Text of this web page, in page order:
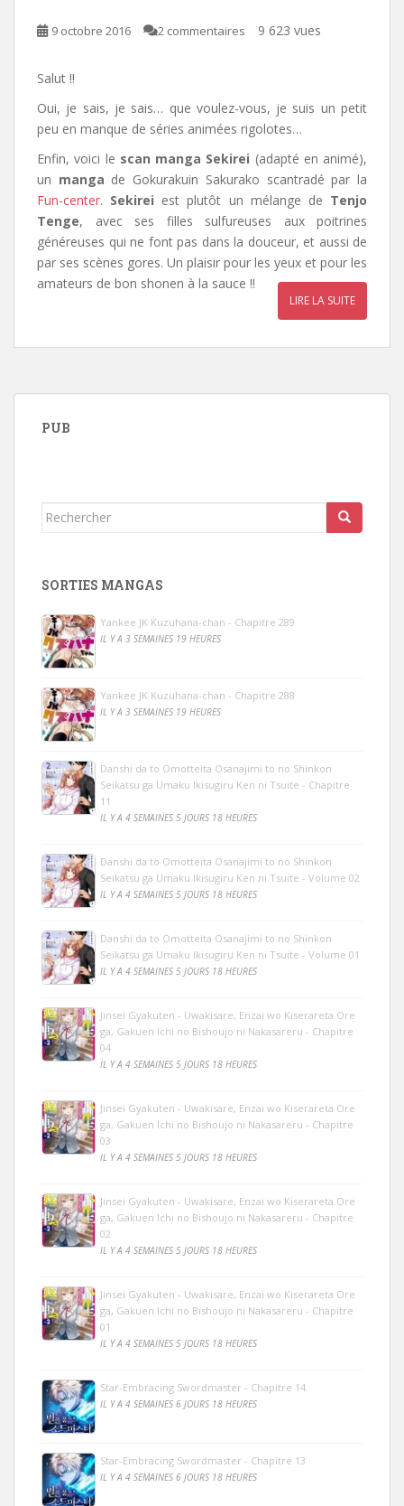
9 octobre 2016 2 commentaires 9 623 vues
Salut !!
Oui, je sais, je sais… que voulez-vous, je suis un petit
peu en manque de séries animées rigolotes…
Enfin, voici le scan manga Sekirei (adapté en animé),
un manga de Gokurakuin Sakurako scantradé par la
Fun-center. Sekirei est plutôt un mélange de Tenjo
Tenge, avec ses filles sulfureuses aux poitrines
généreuses qui ne font pas dans la douceur, et aussi de
par ses scènes gores. Un plaisir pour les yeux et pour les
amateurs de bon shonen à la sauce !!
LIRE LA SUITE
PUB
Rechercher...
SORTIES MANGAS
Yankee JK Kuzuhana-chan - Chapitre 289
IL Y A 3 SEMAINES 19 HEURES
Yankee JK Kuzuhana-chan - Chapitre 288
IL Y A 3 SEMAINES 19 HEURES
Danshi da to Omotteita Osanajimi to no Shinkon
Seikatsu ga Umaku Ikisugiru Ken ni Tsuite - Chapitre
11
IL Y A 4 SEMAINES 5 JOURS 18 HEURES
Danshi da to Omotteita Osanajimi to no Shinkon
Seikatsu ga Umaku Ikisugiru Ken ni Tsuite - Volume 02
IL Y A 4 SEMAINES 5 JOURS 18 HEURES
Danshi da to Omotteita Osanajimi to no Shinkon
Seikatsu ga Umaku Ikisugiru Ken ni Tsuite - Volume 01
IL Y A 4 SEMAINES 5 JOURS 18 HEURES
Jinsei Gyakuten - Uwakisare, Enzai wo Kiserareta Ore
ga, Gakuen Ichi no Bishoujo ni Nakasareru - Chapitre
04
IL Y A 4 SEMAINES 5 JOURS 18 HEURES
Jinsei Gyakuten - Uwakisare, Enzai wo Kiserareta Ore
ga, Gakuen Ichi no Bishoujo ni Nakasareru - Chapitre
03
IL Y A 4 SEMAINES 5 JOURS 18 HEURES
Jinsei Gyakuten - Uwakisare, Enzai wo Kiserareta Ore
ga, Gakuen Ichi no Bishoujo ni Nakasareru - Chapitre
02
IL Y A 4 SEMAINES 5 JOURS 18 HEURES
Jinsei Gyakuten - Uwakisare, Enzai wo Kiserareta Ore
ga, Gakuen Ichi no Bishoujo ni Nakasareru - Chapitre
01
IL Y A 4 SEMAINES 5 JOURS 18 HEURES
Star-Embracing Swordmaster - Chapitre 14
IL Y A 4 SEMAINES 6 JOURS 18 HEURES
Star-Embracing Swordmaster - Chapitre 13
IL Y A 4 SEMAINES 6 JOURS 18 HEURES